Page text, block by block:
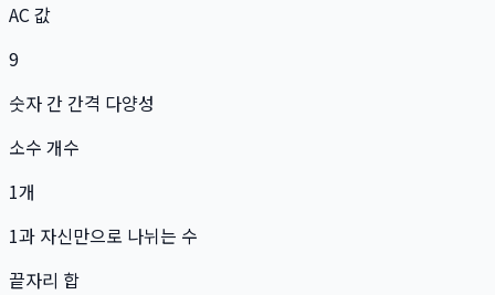
AC 값
9
숫자 간 간격 다양성
소수 개수
1개
1과 자신만으로 나뉘는 수
끝자리 합